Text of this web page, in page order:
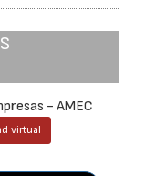
- AMEC
virtual